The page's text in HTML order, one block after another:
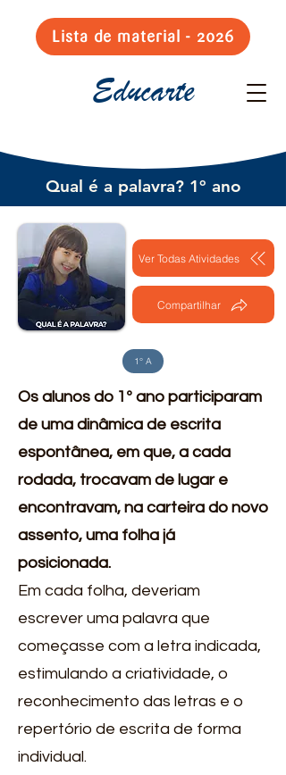
Lista de material - 2026
Educarte
Qual é a palavra? 1º ano
Ver Todas Atividades
Compartilhar
1° A
Os alunos do 1º ano participaram
de uma dinâmica de escrita
espontânea, em que, a cada
rodada, trocavam de lugar e
encontravam, na carteira do novo
assento, uma folha já
posicionada.
Em cada folha, deveriam
escrever uma palavra que
começasse com a letra indicada,
estimulando a criatividade, o
reconhecimento das letras e o
repertório de escrita de forma
individual.